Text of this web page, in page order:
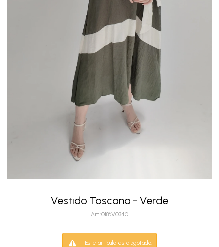
Vestido Toscana - Verde
0186V0340
Este artículo está agotado.